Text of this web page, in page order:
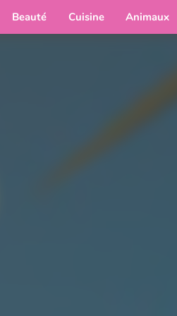
Beauté Cuisine Animaux